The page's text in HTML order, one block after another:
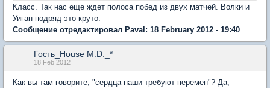
Класс. Так нас еще ждет полоса побед из двух матчей. Волки и
Уиган подряд это круто.
Сообщение отредактировал Paval: 18 February 2012 - 19:40
Гость_House M.D._*
18 Feb 2012
Как вы там говорите, "сердца наши требуют перемен"? Да,